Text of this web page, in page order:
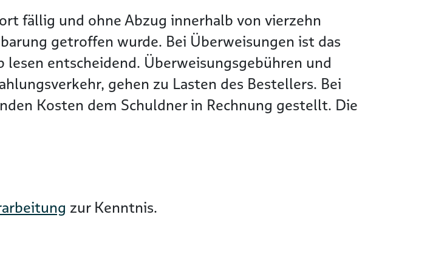
fällig und ohne Abzug innerhalb von vierzehn
getroffen wurde. Bei Überweisungen ist das
entscheidend. Überweisungsgebühren und
gehen zu Lasten des Bestellers. Bei
Kosten dem Schuldner in Rechnung gestellt. Die
zur Kenntnis.